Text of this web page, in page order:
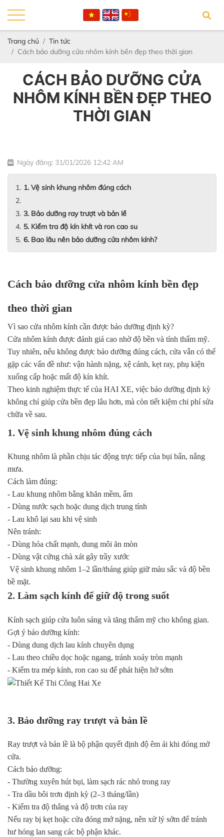
Trang chủ
Tin tức
Cách bảo dưỡng cửa nhôm kính bền đẹp theo thời gian
CÁCH BẢO DƯỠNG CỬA
NHÔM KÍNH BỀN ĐẸP THEO
THỜI GIAN
Ngày đăng: 31/01/2026 12:42 AM
1. Vệ sinh khung nhôm đúng cách
3. Bảo dưỡng ray trượt và bản lề
5. Kiểm tra độ kín khít và ron cao su
6. Bao lâu nên bảo dưỡng cửa nhôm kính?
Cách bảo dưỡng cửa nhôm kính bền đẹp
theo thời gian
Vì sao cửa nhôm kính cần được bảo dưỡng định kỳ?
Cửa nhôm kính được đánh giá cao nhờ độ bền và tính thẩm mỹ.
Tuy nhiên, nếu không được bảo dưỡng đúng cách, cửa vẫn có thể
gặp các vấn đề như: vận hành nặng, xệ cánh, kẹt ray, phụ kiện
xuống cấp hoặc mất độ kín khít.
Theo kinh nghiệm thực tế của HAI XE, việc bảo dưỡng định kỳ
không chỉ giúp cửa bền đẹp lâu hơn, mà còn tiết kiệm chi phí sửa
chữa về sau.
1. Vệ sinh khung nhôm đúng cách
Khung nhôm là phần chịu tác động trực tiếp của bụi bẩn, nắng
mưa.
Cách làm đúng:
- Lau khung nhôm bằng khăn mềm, ẩm
- Dùng nước sạch hoặc dung dịch trung tính
- Lau khô lại sau khi vệ sinh
Nên tránh:
- Dùng hóa chất mạnh, dung môi ăn mòn
- Dùng vật cứng chà xát gây trầy xước
Vệ sinh khung nhôm 1–2 lần/tháng giúp giữ màu sắc và độ bền
bề mặt.
2. Làm sạch kính để giữ độ trong suốt
Kính sạch giúp cửa luôn sáng và tăng thẩm mỹ cho không gian.
Gợi ý bảo dưỡng kính:
- Dùng dung dịch lau kính chuyên dụng
- Lau theo chiều dọc hoặc ngang, tránh xoáy tròn mạnh
- Kiểm tra mép kính, ron cao su để phát hiện hở sớm
3. Bảo dưỡng ray trượt và bản lề
Ray trượt và bản lề là bộ phận quyết định độ êm ái khi đóng mở
cửa.
Cách bảo dưỡng:
- Thường xuyên hút bụi, làm sạch rác nhỏ trong ray
- Tra dầu bôi trơn định kỳ (2–3 tháng/lần)
- Kiểm tra độ thẳng và độ trơn của ray
Nếu ray bị kẹt hoặc cửa đóng mở nặng, nên xử lý sớm để tránh
hư hỏng lan sang các bộ phận khác.